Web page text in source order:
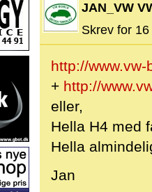
JAN_VW
Skrev for
http://
+ http://
eller,
Hella H4 med
Hella
Jan